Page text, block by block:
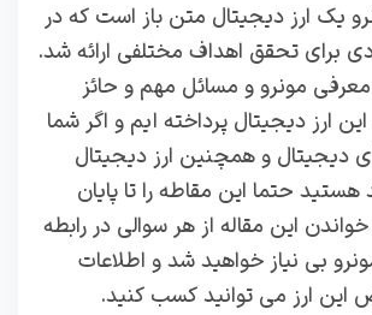
یک ارز دیجیتال متن باز است که در
میلادی برای تحقق اهداف مختلفی ارائه شد.
معرفی مونرو و مسائل مهم و حائز
ارز دیجیتال پرداخته ایم و اگر شما
دیجیتال و همچنین ارز دیجیتال
هستید حتما این مقاطه را تا پایان
این مقاله از هر سوالی در رابطه
بی نیاز خواهید شد و اطلاعات
ارز می توانید کسب کنید.